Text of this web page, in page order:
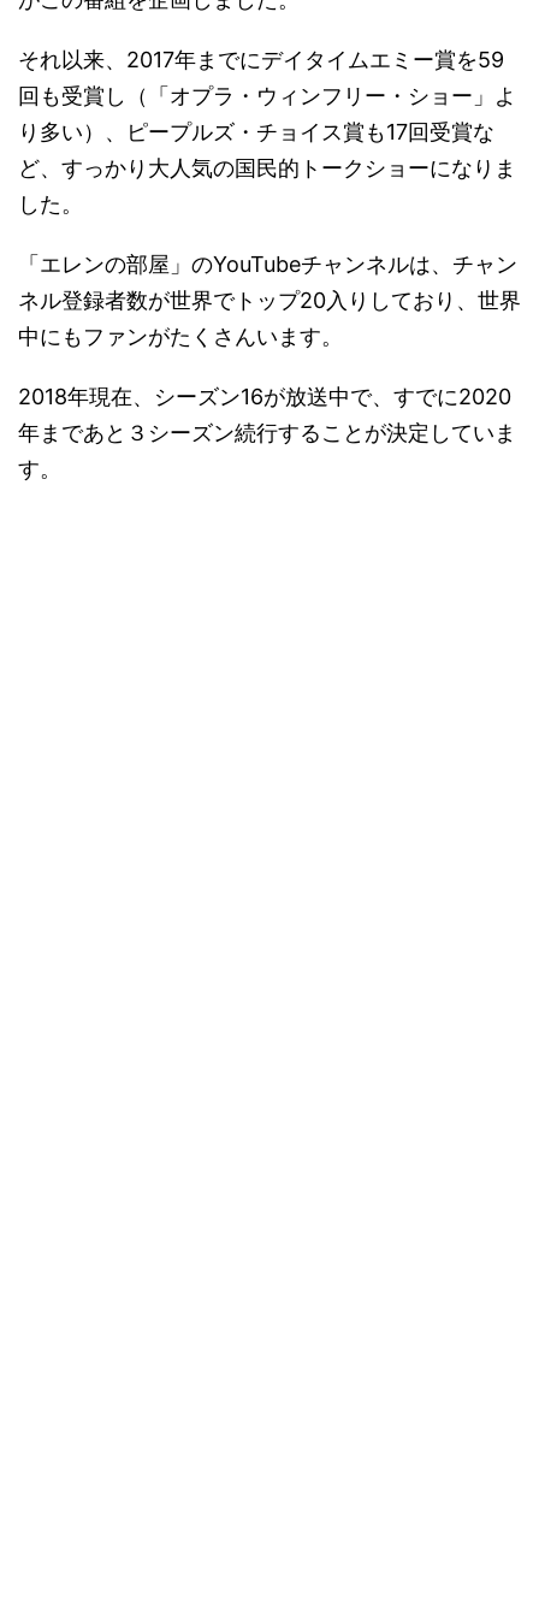
それ以来、2017年までにデイタイムエミー賞を59
回も受賞し（「オプラ・ウィンフリー・ショー」よ
り多い）、ピープルズ・チョイス賞も17回受賞な
ど、すっかり大人気の国民的トークショーになりま
した。
「エレンの部屋」のYouTubeチャンネルは、チャン
ネル登録者数が世界でトップ20入りしており、世界
中にもファンがたくさんいます。
2018年現在、シーズン16が放送中で、すでに2020
年まであと３シーズン続行することが決定していま
す。